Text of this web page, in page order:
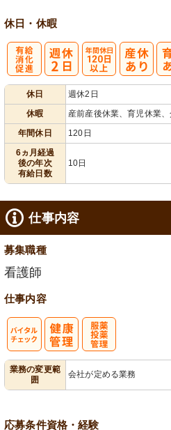
休日・休暇
休日
週休2日
休暇
産前産後休業、育児休業
年間休日
120日
6ヵ月経過
後の年次
有給日数
10日
仕事内容
募集職種
看護師
仕事内容
業務の変更範
囲
会社が定める業務
応募条件資格・経験